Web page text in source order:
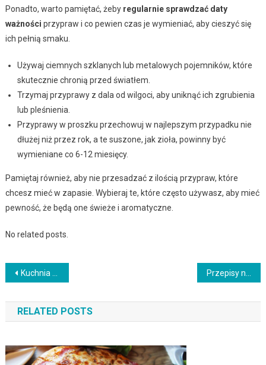
Ponadto, warto pamiętać, żeby regularnie sprawdzać daty
ważności przypraw i co pewien czas je wymieniać, aby cieszyć się
ich pełnią smaku.
Używaj ciemnych szklanych lub metalowych pojemników, które
skutecznie chronią przed światłem.
Trzymaj przyprawy z dala od wilgoci, aby uniknąć ich zgrubienia
lub pleśnienia.
Przyprawy w proszku przechowuj w najlepszym przypadku nie
dłużej niż przez rok, a te suszone, jak zioła, powinny być
wymieniane co 6-12 miesięcy.
Pamiętaj również, aby nie przesadzać z ilością przypraw, które
chcesz mieć w zapasie. Wybieraj te, które często używasz, aby mieć
pewność, że będą one świeże i aromatyczne.
No related posts.
Nawigacja
wpisu
Kuchnia poza granicami: przepisy na dania z różnych stron świata
RELATED POSTS